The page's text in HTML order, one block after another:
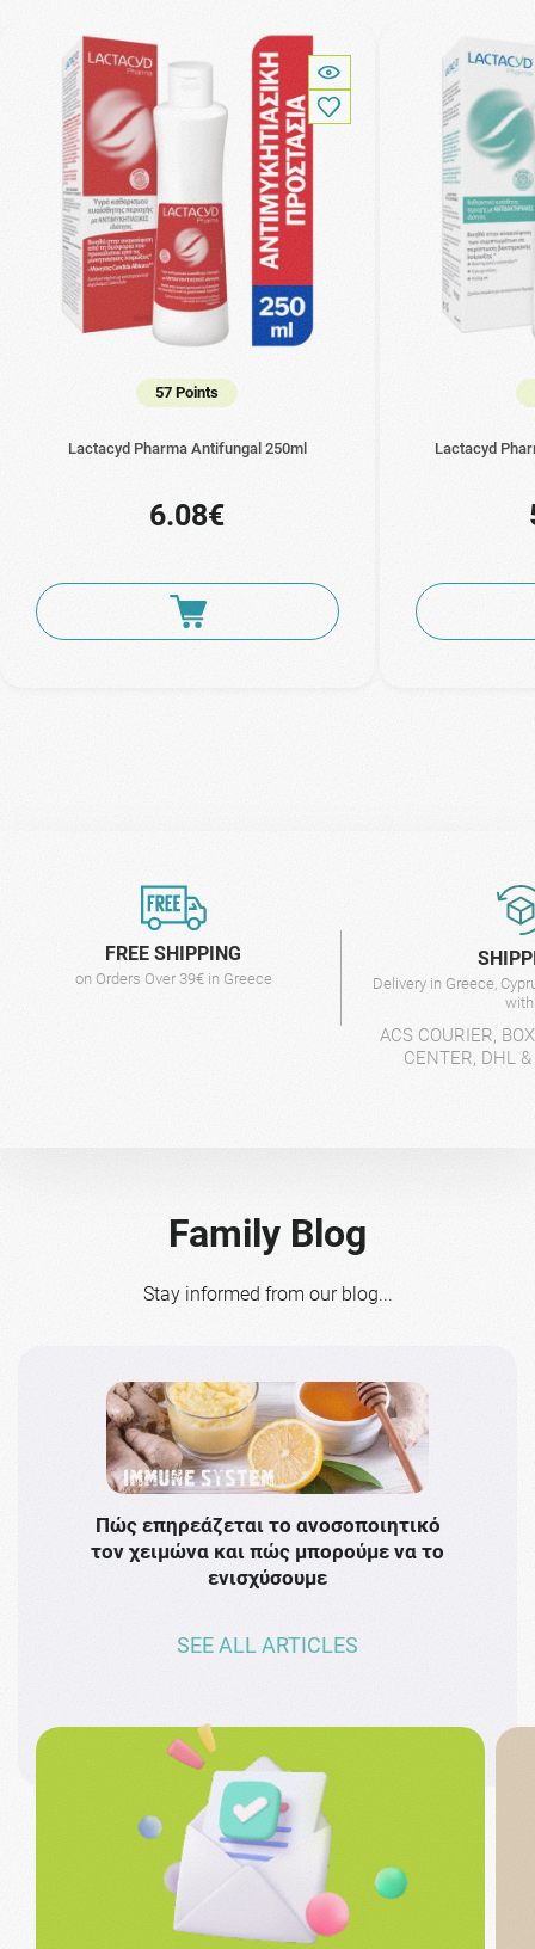
57 Points
Lactacyd Pharma Antifungal 250ml
6.08€
Lactacyd
FREE SHIPPING
on Orders Over 39€ in Greece
Delivery in Greece,
ACS COURIER,
CENTER, DHL
Family Blog
Stay informed from our blog...
Πώς επηρεάζεται το ανοσοποιητικό
τον χειμώνα και πώς μπορούμε να το
ενισχύσουμε
SEE ALL ARTICLES